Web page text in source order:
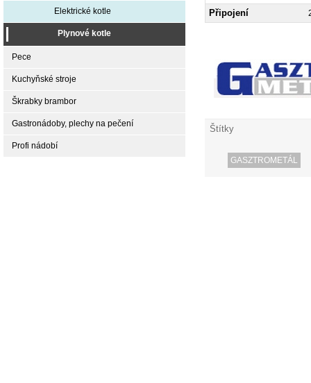
Připojení
Štítky
GASZTROMETÁL
Elektrické kotle
Plynové kotle
Pece
Kuchyňské stroje
Škrabky brambor
Gastronádoby, plechy na pečení
Profi nádobí